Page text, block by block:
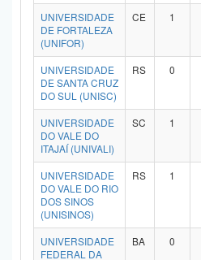
UNIVERSIDADE
DE FORTALEZA
(UNIFOR)
CE 1
UNIVERSIDADE
DE SANTA CRUZ
DO SUL (UNISC)
RS 0
UNIVERSIDADE
DO VALE DO
ITAJAÍ (UNIVALI)
SC 1
UNIVERSIDADE
DO VALE DO RIO
DOS SINOS
(UNISINOS)
RS 1
UNIVERSIDADE
FEDERAL DA
BA 0